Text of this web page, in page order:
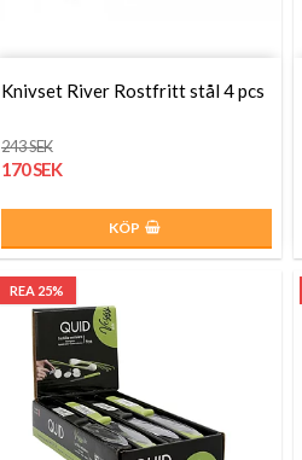
Knivset River Rostfritt stål 4 pcs
243 SEK
170 SEK
KÖP
REA 25%